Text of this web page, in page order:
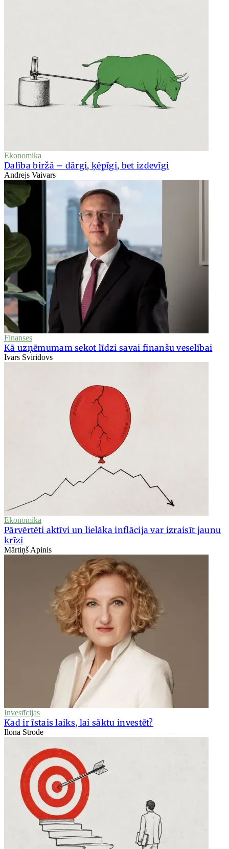
Ekonomika
Dalība biržā – dārgi, ķēpīgi, bet izdevīgi
Andrejs Vaivars
Finanses
Kā uzņēmumam sekot līdzi savai finanšu veselībai
Ivars Sviridovs
Ekonomika
Pārvērtēti aktīvi un lielāka inflācija var izraisīt jaunu
krīzi
Mārtiņš Apinis
Investīcijas
Kad ir īstais laiks, lai sāktu investēt?
Ilona Strode